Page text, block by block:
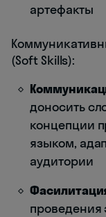
артефакты
(Soft Skills):
доносить
концепции
языком,
аудитории